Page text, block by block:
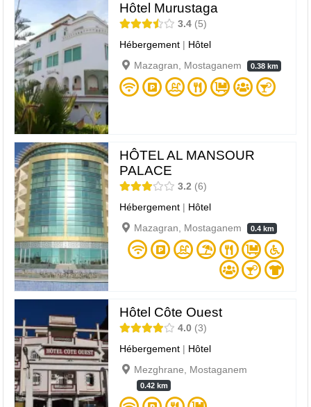
Hôtel Murustaga
3.4
5
Hébergement | Hôtel
Mazagran, Mostaganem
0.38 km
HÔTEL AL MANSOUR
PALACE
3.2 6
Hébergement | Hôtel
Mazagran, Mostaganem
0.4 km
Hôtel Côte Ouest
4.0 3
Hébergement | Hôtel
Mezghrane, Mostaganem
0.42 km